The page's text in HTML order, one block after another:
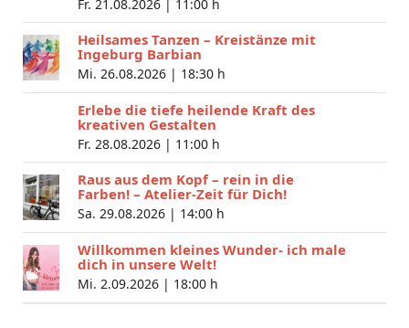
Fr. 21.08.2026 | 11:00 h
Heilsames Tanzen – Kreistänze mit
Ingeburg Barbian
Mi. 26.08.2026 | 18:30 h
Erlebe die tiefe heilende Kraft des
kreativen Gestalten
Fr. 28.08.2026 | 11:00 h
Raus aus dem Kopf – rein in die
Farben! – Atelier-Zeit für Dich!
Sa. 29.08.2026 | 14:00 h
Willkommen kleines Wunder- ich male
dich in unsere Welt!
Mi. 2.09.2026 | 18:00 h